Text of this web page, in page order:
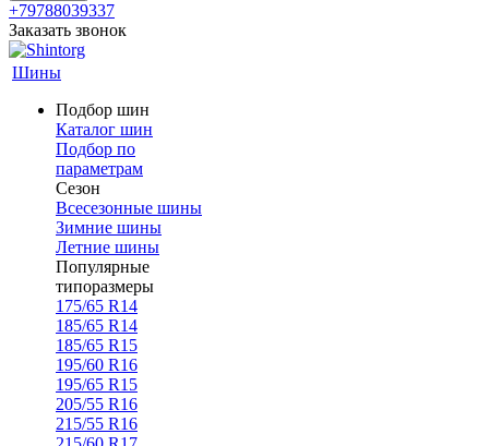
+79788039337
Заказать звонок
Шины
Подбор шин
Каталог шин
Подбор по
параметрам
Сезон
Всесезонные шины
Зимние шины
Летние шины
Популярные
типоразмеры
175/65 R14
185/65 R14
185/65 R15
195/60 R16
195/65 R15
205/55 R16
215/55 R16